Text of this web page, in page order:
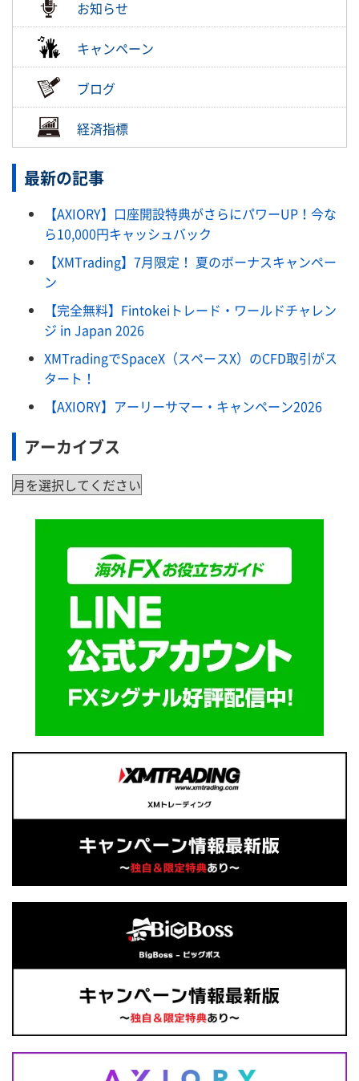
お知らせ
キャンペーン
ブログ
経済指標
最新の記事
【AXIORY】口座開設特典がさらにパワーUP！今な
ら10,000円キャッシュバック
【XMTrading】7月限定！ 夏のボーナスキャンペー
ン
【完全無料】Fintokeiトレード・ワールドチャレン
ジ in Japan 2026
XMTradingでSpaceX（スペースX）のCFD取引がス
タート！
【AXIORY】アーリーサマー・キャンペーン2026
アーカイブス